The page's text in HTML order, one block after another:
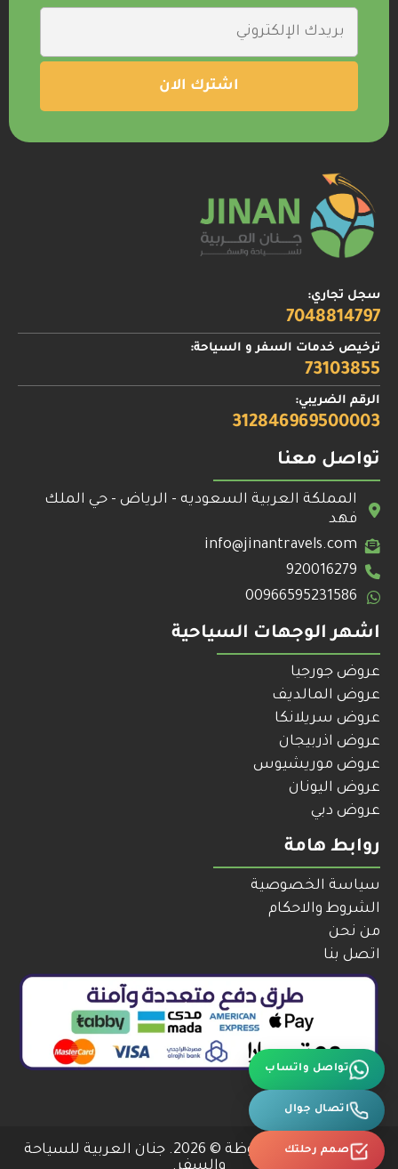
سجل تجاري:
7048814797
ترخيص خدمات السفر و السياحة:
73103855
الرقم الضريبي:
312846969500003
تواصل معنا
المملكة العربية السعوديه - الرياض - حي الملك
فهد
info@jinantravels.com
920016279
00966595231586
اشهر الوجهات السياحية
عروض جورجيا
عروض المالديف
عروض سريلانكا
عروض اذربيجان
عروض موريشيوس
عروض اليونان
عروض دبي
روابط هامة
سياسة الخصوصية
الشروط والاحكام
من نحن
اتصل بنا
جميع الحقوق محفوظة © 2026. جنان العربية للسياحة
تواصل واتساب
اتصال جوال
صمم رحلتك